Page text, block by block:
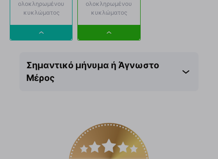
ολοκληρωμένου
κυκλώματος
Dropdown
ολοκληρωμένου
κυκλώματος
Dropdown
Σημαντικό μήνυμα ή Άγνωστο
Μέρος